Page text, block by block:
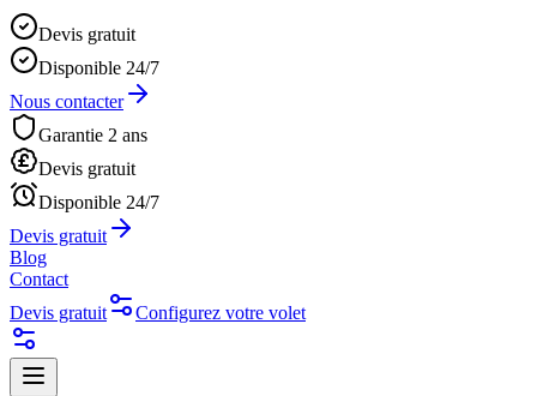
Devis gratuit
Disponible 24/7
Nous contacter
Garantie 2 ans
Devis gratuit
Disponible 24/7
Devis gratuit
Blog
Contact
Devis gratuit
Configurez votre volet